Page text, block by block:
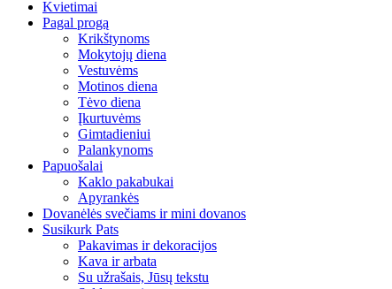
Kvietimai
Pagal progą
Krikštynoms
Mokytojų diena
Vestuvėms
Motinos diena
Tėvo diena
Įkurtuvėms
Gimtadieniui
Palankynoms
Papuošalai
Kaklo pakabukai
Apyrankės
Dovanėlės svečiams ir mini dovanos
Susikurk Pats
Pakavimas ir dekoracijos
Kava ir arbata
Su užrašais, Jūsų tekstu